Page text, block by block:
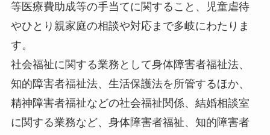
等医療費助成等の手当てに関すること、児童虐待
やひとり親家庭の相談や対応まで多岐にわたりま
す。
社会福祉に関する業務として身体障害者福祉法、
知的障害者福祉法、生活保護法を所管するほか、
精神障害者福祉などの社会福祉関係、結婚相談室
に関する業務など、身体障害者福祉、知的障害者